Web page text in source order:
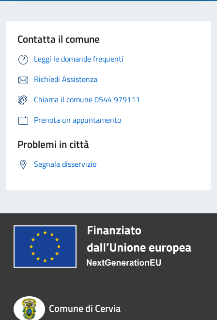
Contatta il comune
Leggi le domande frequenti
Richiedi Assistenza
Chiama il comune 0544 979111
Prenota un appuntamento
Problemi in città
Segnala disservizio
Comune di Cervia